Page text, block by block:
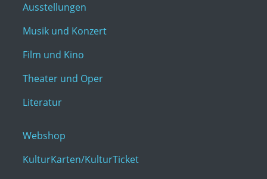
Ausstellungen
Musik und Konzert
Film und Kino
Theater und Oper
Literatur
Webshop
KulturKarten/KulturTicket